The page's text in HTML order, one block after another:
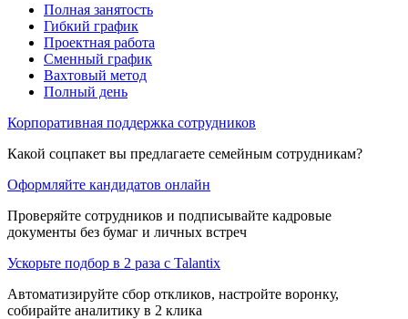
Полная занятость
Гибкий график
Проектная работа
Сменный график
Вахтовый метод
Полный день
Корпоративная поддержка сотрудников
Какой соцпакет вы предлагаете семейным сотрудникам?
Оформляйте кандидатов онлайн
Проверяйте сотрудников и подписывайте кадровые
документы без бумаг и личных встреч
Ускорьте подбор в 2 раза с Talantix
Автоматизируйте сбор откликов, настройте воронку,
собирайте аналитику в 2 клика